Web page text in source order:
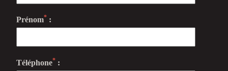
Prénom* :
Téléphone* :